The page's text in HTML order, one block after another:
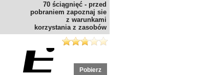
70 ściągnięć - przed
pobraniem zapoznaj sie
z warunkami
korzystania z zasobów
Pobierz